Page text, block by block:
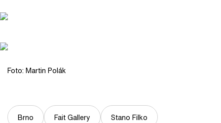
Foto: Martin Polák
Brno Fait Gallery Stano Filko